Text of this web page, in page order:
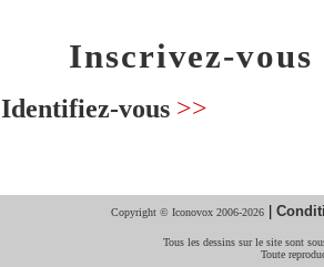
Inscrivez-vous
Identifiez-vous >>
Copyright © Iconovox 2006-2026 |
Tous les dessins sur le site sont
Toute